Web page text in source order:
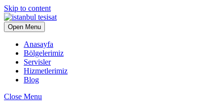
Skip to content
Open Menu
Anasayfa
Bölgelerimiz
Servisler
Hizmetlerimiz
Blog
Close Menu